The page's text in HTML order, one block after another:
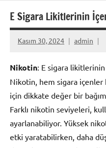
E Sigara Likitlerinin
Kasım 30, 2024 admin
Nikotin: E sigara
Nikotin, hem sigara içenler
için dikkate değer bir
Farklı nikotin seviyeleri,
ayarlanabiliyor. Yüksek
etki yaratabilirken, daha